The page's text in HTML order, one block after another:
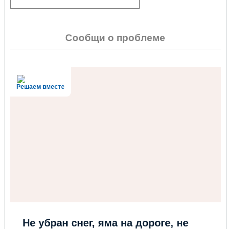
Сообщи о проблеме
Решаем вместе
Не убран снег, яма на дороге, не